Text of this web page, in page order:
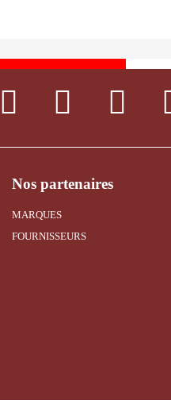
Nos partenaires
MARQUES
FOURNISSEURS